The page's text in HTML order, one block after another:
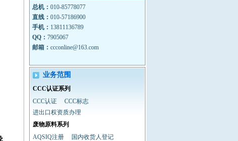
北京九达汉唐贸易有限公司
天津外总集团建材有限公司
上海市纺织原料公司
揭阳市锦宏进出口有限公司
深圳市新生代进出口有限公司
福建省农资集团厦门公司
太仓(天津)国际贸易有限公司
宁夏东方钽业股份有限公司
宁波精艺阀门管件有限公司
天津埃莫森铜业有限公司
广东三凌塑料管材有限公司
总机： 010-85778077
直线： 010-57186900
手机： 13811136789
QQ： 7905067
邮箱： ccconline@163.com
业务范围
CCC认证系列
CCC认证
CCC标志
进出口权资质办理
废物原料系列
AQSIQ注册
国内收货人登记